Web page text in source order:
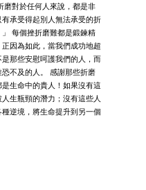
磨對於任何人來說，都是非
承受得起別人無法承受的折
每個挫折磨難都是鍛鍊精
因為如此，當我們成功地超
那些安慰呵護我們的人，而
不及的人。 感謝那些折磨
生命中的貴人！如果沒有這
生瓶頸的潛力；沒有這些人
逆境，將生命提升到另一個